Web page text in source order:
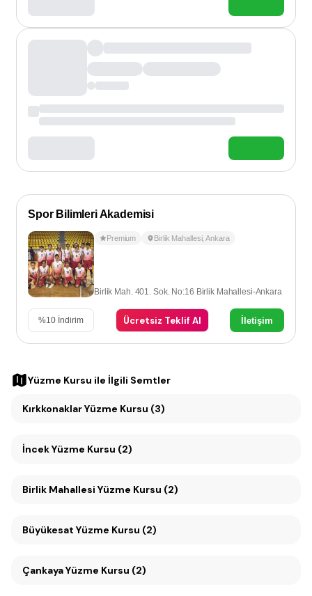
Spor Bilimleri Akademisi
Premium Birlik Mahallesi,Ankara
Birlik Mah. 401. Sok. No:16 Birlik Mahallesi-Ankara
%10 İndirim Ücretsiz Teklif Al İletişim
Yüzme Kursu ile İlgili Semtler
Kırkkonaklar Yüzme Kursu (3)
İncek Yüzme Kursu (2)
Birlik Mahallesi Yüzme Kursu (2)
Büyükesat Yüzme Kursu (2)
Çankaya Yüzme Kursu (2)